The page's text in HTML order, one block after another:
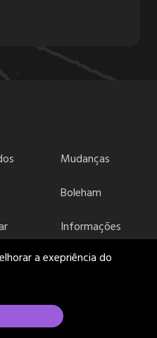
a exepriência do
Mudanças
Boleham
Informações
legais
Lux.